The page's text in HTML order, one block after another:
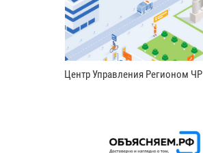
Центр Управления Регионом ЧР